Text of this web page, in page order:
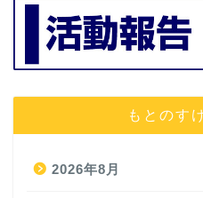
もとのす
2026年8月